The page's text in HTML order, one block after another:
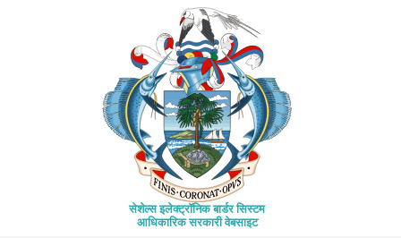
सेशेल्स इलेक्ट्रॉनिक बार्डर सिस्टम
आधिकारिक सरकारी वेबसाइट